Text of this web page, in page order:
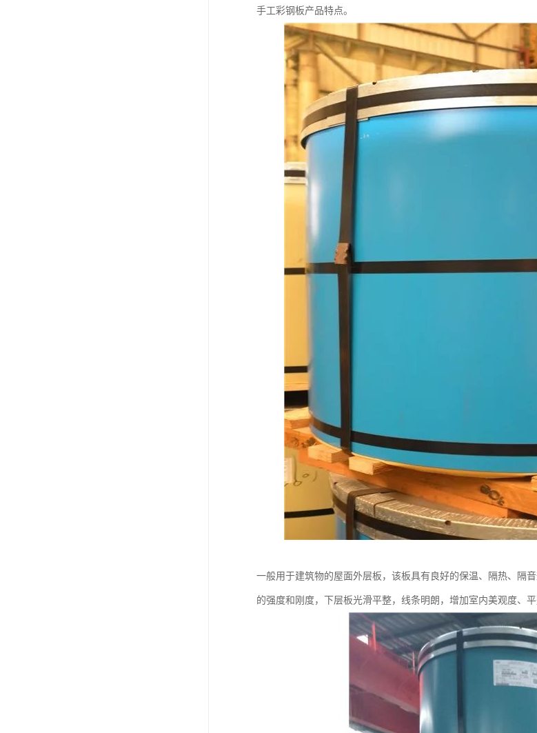
手工彩钢板产品特点。
一般用于建筑物的屋面外层板，该板具有良好的保温、隔热、隔
的强度和刚度，下层板光滑平整，线条明朗，增加室内美观度、